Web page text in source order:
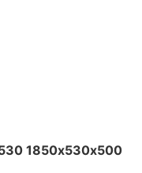
1850х530х500